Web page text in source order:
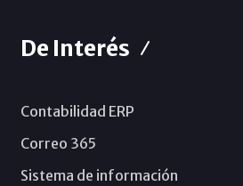
De Interés
Contabilidad ERP
Correo 365
Sistema de información